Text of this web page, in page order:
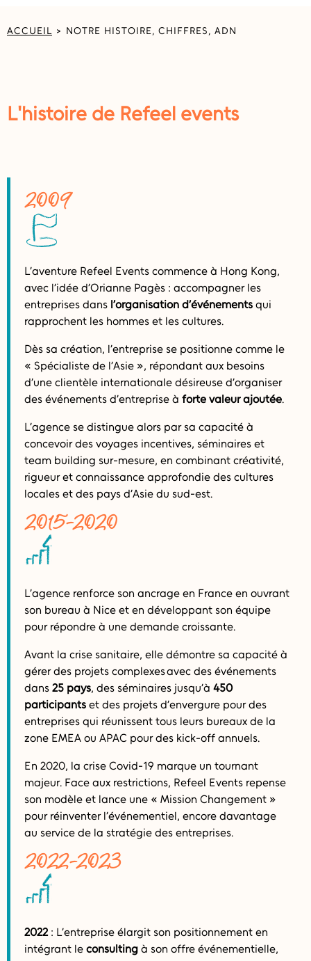
ACCUEIL > NOTRE HISTOIRE, CHIFFRES, ADN
L'histoire de Refeel events
2009
L’aventure Refeel Events commence à Hong Kong,
avec l’idée d’Orianne Pagès : accompagner les
entreprises dans l’organisation d’événements qui
rapprochent les hommes et les cultures.
Dès sa création, l’entreprise se positionne comme le
« Spécialiste de l’Asie », répondant aux besoins
d’une clientèle internationale désireuse d’organiser
des événements d’entreprise à forte valeur ajoutée.
L’agence se distingue alors par sa capacité à
concevoir des voyages incentives, séminaires et
team building sur-mesure, en combinant créativité,
rigueur et connaissance approfondie des cultures
locales et des pays d’Asie du sud-est.
2015-2020
L’agence renforce son ancrage en France en ouvrant
son bureau à Nice et en développant son équipe
pour répondre à une demande croissante.
Avant la crise sanitaire, elle démontre sa capacité à
gérer des projets complexes avec des événements
dans 25 pays, des séminaires jusqu’à 450
participants et des projets d’envergure pour des
entreprises qui réunissent tous leurs bureaux de la
zone EMEA ou APAC pour des kick-off annuels.
En 2020, la crise Covid-19 marque un tournant
majeur. Face aux restrictions, Refeel Events repense
son modèle et lance une « Mission Changement »
pour réinventer l’événementiel, encore davantage
au service de la stratégie des entreprises.
2022-2023
2022 : L’entreprise élargit son positionnement en
intégrant le consulting à son offre événementielle,